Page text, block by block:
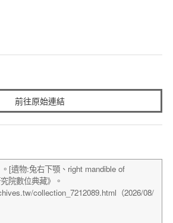
前往原始連結